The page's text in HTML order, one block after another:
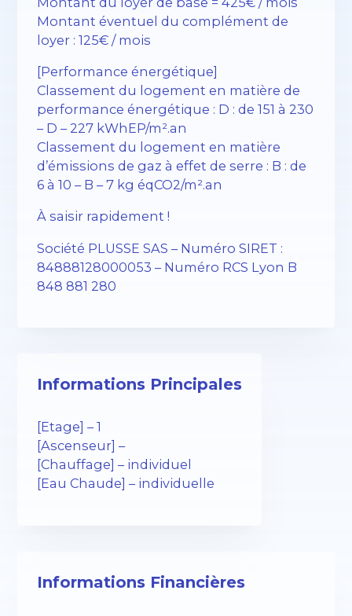
Montant éventuel du complément de
loyer : 125€ / mois
[Performance énergétique]
Classement du logement en matière de
performance énergétique : D : de 151 à 230
– D – 227 kWhEP/m².an
Classement du logement en matière
d’émissions de gaz à effet de serre : B : de
6 à 10 – B – 7 kg éqCO2/m².an
À saisir rapidement !
Société PLUSSE SAS – ​​Numéro SIRET :
84888128000053 – Numéro RCS Lyon B
848 881 280
Informations Principales
[Etage] – 1
[Ascenseur] –
[Chauffage] – individuel
[Eau Chaude] – individuelle
Informations Financières